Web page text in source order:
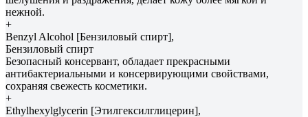
нежной.
+
Benzyl Alcohol [Бензиловый спирт],
Бензиловый спирт
Безопасный консервант, обладает прекрасными
антибактериальными и консервирующими свойствами,
сохраняя свежесть косметики.
+
Ethylhexylglycerin [Этилгексилглицерин],